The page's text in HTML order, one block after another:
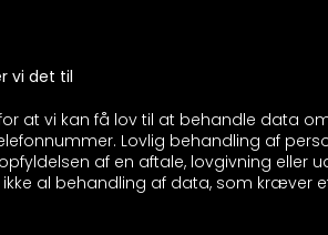
vi det til
at vi kan få lov til at behandle data
Lovlig behandling af
af en aftale, lovgivning eller
al behandling af data, som kræver